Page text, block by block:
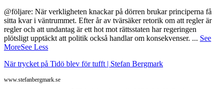
@följare: När verkligheten knackar på dörren brukar principerna få
sitta kvar i väntrummet. Efter år av tvärsäker retorik om att regler är
regler och att undantag är ett hot mot rättsstaten har regeringen
plötsligt upptäckt att politik också handlar om konsekvenser. ... See
MoreSee Less
När trycket på Tidö blev för tufft | Stefan Bergmark
www.stefanbergmark.se